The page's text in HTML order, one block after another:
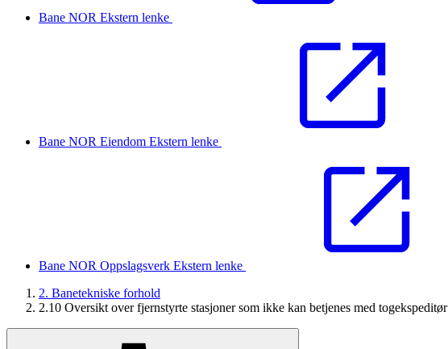
Bane NOR Ekstern lenke
Bane NOR Eiendom Ekstern lenke
Bane NOR Oppslagsverk Ekstern lenke
2. Banetekniske forhold
2.10 Oversikt over fjernstyrte stasjoner som ikke kan betjenes med togekspeditør